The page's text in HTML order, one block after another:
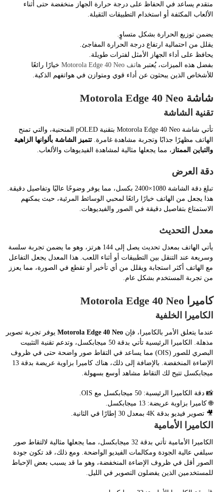
متقدم يساعد في الحفاظ على درجة حرارة الجهاز منخفضة حتى أثناء
الألعاب المكثفة أو استخدام التطبيقات الثقيلة.
يضمن توزيع الحرارة بشكل متساوٍ.
يقلل من احتمالية ارتفاع درجة الحرارة المفاجئ.
يحافظ على أداء الجهاز الأمثل لفترات طويلة.
بفضل هذه الميزات، يُعتبر هاتف Motorola Edge 40 Neo
خيارًا رائعًا
للأشخاص الذين يبحثون عن أداء قوي ومتوازن في هواتفهم الذكية.
شاشة Motorola Edge 40 Neo
تقنية الشاشة
تأتي شاشة Motorola Edge 40 Neo بتقنية pOLED المنحنية، والتي تمنح
الهاتف مظهرًا جذابًا وتجربة مشاهدة غامرة. تتميز الشاشة بألوانها الزاهية
والتباين الممتاز ، مما يجعلها مثالية لمشاهدة الفيديوهات والألعاب.
دقة العرض
تبلغ دقة الشاشة 1080×2400 بكسل، مما يوفر وضوحًا عاليًا وتفاصيل دقيقة.
هذا يجعل من الهاتف خيارًا رائعًا لمحبي الوسائط المرئية، حيث يمكنهم
الاستمتاع بتفاصيل دقيقة في الصور والفيديوهات.
معدل التحديث
يأتي الهاتف بمعدل تحديث يصل إلى 144 هرتز، وهو ما يضمن تجربة سلسة
وسريعة عند التنقل بين التطبيقات أو أثناء اللعب. هذا المعدل يجعل التفاعل
مع الهاتف أكثر استجابة ويقلل من أي تأخير أو تقطع في الصورة، مما يعزز
من تجربة المستخدم بشكل عام.
كاميرا Motorola Edge 40 Neo
الكاميرا الخلفية
عندما يتعلق الأمر بالكاميرا، فإن Motorola Edge 40 Neo يوفر تجربة تصوير
مذهلة. الكاميرا الرئيسية تأتي بدقة 50 ميجابكسل، وتدعم تقنية التثبيت
البصري للصور (OIS) مما يساعد في التقاط صور واضحة حتى في ظروف
الإضاءة المنخفضة. بالإضافة إلى ذلك، هناك كاميرا بزاوية عريضة بدقة 13
ميجابكسل تتيح لك التقاط مشاهد أوسع بسهولة.
📸 دقة الكاميرا الرئيسية: 50 ميجابكسل مع OIS.
🌐 كاميرا بزاوية عريضة: 13 ميجابكسل.
🎥 تصوير فيديو بدقة 4K بمعدل 30 إطارًا في الثانية.
الكاميرا الأمامية
الكاميرا الأمامية تأتي بدقة 32 ميجابكسل، مما يجعلها مثالية لالتقاط صور
سيلفي عالية الجودة ومكالمات الفيديو الواضحة. ومع ذلك، قد تكون جودة
الصور أقل في ظروف الإضاءة المنخفضة، وهو ما قد يسبب بعض الإحباط
للمستخدمين الذين يفضلون التصوير في الليل.